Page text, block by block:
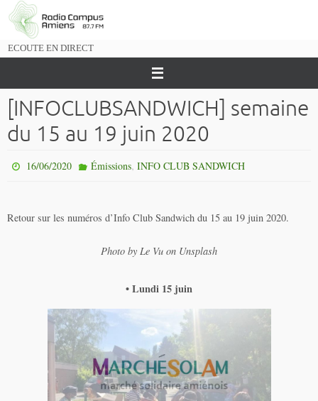
Passer
vers
ECOUTE EN DIRECT
[INFOCLUBSANDWICH] semaine
du 15 au 19 juin 2020
16/06/2020 Émissions, INFO CLUB SANDWICH
Retour sur les numéros d’Info Club Sandwich du 15 au 19 juin 2020.
Photo by Le Vu on Unsplash
• Lundi 15 juin